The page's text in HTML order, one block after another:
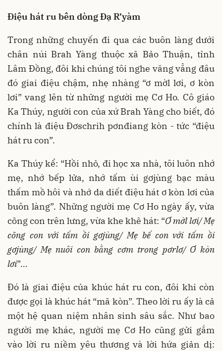
Điệu hát ru bên dòng Đạ R’yàm
Trong những chuyến đi qua các buôn làng dưới
chân núi Brah Yàng thuộc xã Bảo Thuận, tỉnh
Lâm Đồng, đôi khi chúng tôi nghe văng vẳng đâu
đó giai điệu chậm, nhẹ nhàng “ơ mờl lơi, ơ kòn
lơi” vang lên từ những người mẹ Cơ Ho. Cô giáo
Ka Thúy, người con của xứ Brah Yàng cho biết, đó
chính là điệu Đơschrih pơnđiang kòn - tức “điệu
hát ru con”.
Ka Thúy kể: “Hồi nhỏ, đi học xa nhà, tôi luôn nhớ
mẹ, nhớ bếp lửa, nhớ tấm ùi gơjùng bạc màu
thấm mồ hôi và nhớ da diết điệu hát ơ kòn lơi của
buôn làng”. Những người mẹ Cơ Ho ngày ấy, vừa
cõng con trên lưng, vừa khe khẽ hát: “Ơ mờl lơi/ Mẹ
cõng con với tấm ồi gơjùng/ Mẹ bế con với tấm ồi
gơjùng/ Mẹ nuôi con bằng cơm trong pơrlơ/ Ơ kòn
lơi”…
Đó là giai điệu của khúc hát ru con, đôi khi còn
được gọi là khúc hát “mã kòn”. Theo lời ru ấy là cả
một hệ quan niệm nhân sinh sâu sắc. Như bao
người mẹ khác, người mẹ Cơ Ho cũng gửi gắm
vào lời ru niềm yêu thương và lời hứa giản dị: